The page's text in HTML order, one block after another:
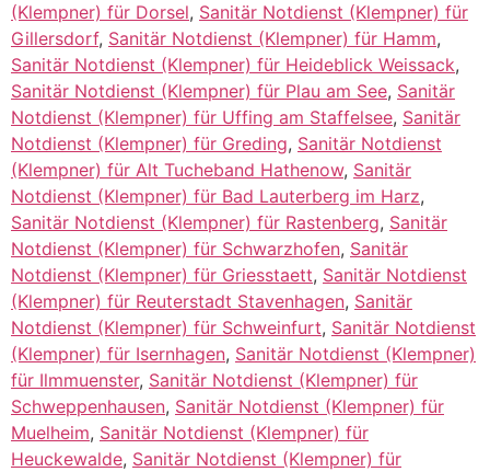
(Klempner) für Dorsel, Sanitär Notdienst (Klempner) für
Gillersdorf, Sanitär Notdienst (Klempner) für Hamm,
Sanitär Notdienst (Klempner) für Heideblick Weissack,
Sanitär Notdienst (Klempner) für Plau am See, Sanitär
Notdienst (Klempner) für Uffing am Staffelsee, Sanitär
Notdienst (Klempner) für Greding, Sanitär Notdienst
(Klempner) für Alt Tucheband Hathenow, Sanitär
Notdienst (Klempner) für Bad Lauterberg im Harz,
Sanitär Notdienst (Klempner) für Rastenberg, Sanitär
Notdienst (Klempner) für Schwarzhofen, Sanitär
Notdienst (Klempner) für Griesstaett, Sanitär Notdienst
(Klempner) für Reuterstadt Stavenhagen, Sanitär
Notdienst (Klempner) für Schweinfurt, Sanitär Notdienst
(Klempner) für Isernhagen, Sanitär Notdienst (Klempner)
für Ilmmuenster, Sanitär Notdienst (Klempner) für
Schweppenhausen, Sanitär Notdienst (Klempner) für
Muelheim, Sanitär Notdienst (Klempner) für
Heuckewalde, Sanitär Notdienst (Klempner) für